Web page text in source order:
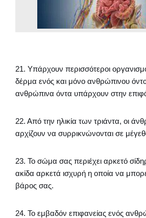
21. Υπάρχουν περισσότεροι
δέρμα ενός και μόνο ανθρώπινου
ανθρώπινα όντα υπάρχουν στην
22. Από την ηλικία των τριάντα, οι
αρχίζουν να συρρικνώνονται σε
23. Το σώμα σας περιέχει αρκετό
ακίδα αρκετά ισχυρή η οποία να
βάρος σας.
24. Το εμβαδόν επιφανείας ενός